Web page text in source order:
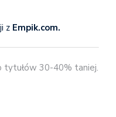
zEmpik.com.
tytułów 30-40% taniej.